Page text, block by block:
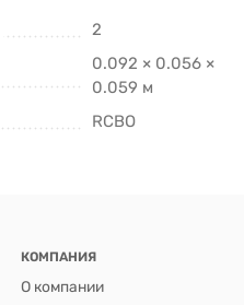
2
0.092 × 0.056 ×
0.059 м
RCBO
КОМПАНИЯ
О компании